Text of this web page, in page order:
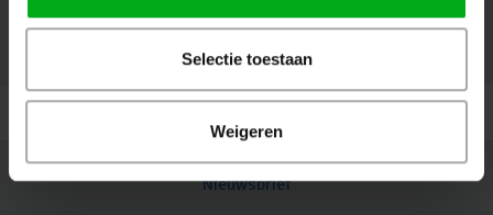
Selectie toestaan
Weigeren
© Copyright 2026 Megalight sa/nv - Theme by
Nieuwsbrief